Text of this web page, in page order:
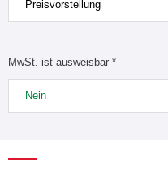
MwSt. ist ausweisbar *
Nein